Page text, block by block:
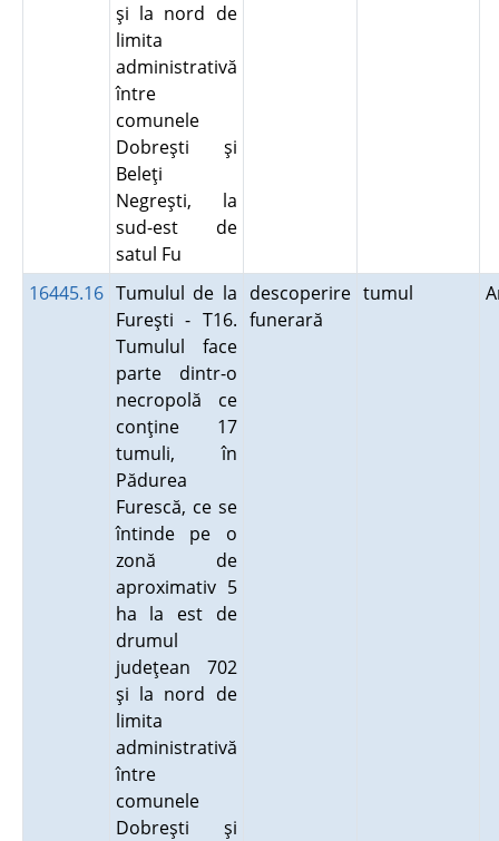
şi la nord de
limita
administrativă
între
comunele
Dobreşti şi
Beleţi
Negreşti, la
sud-est de
satul Fu
16445.16 Tumulul de la
Fureşti - T16.
Tumulul face
parte dintr-o
necropolă ce
conţine 17
tumuli, în
Pădurea
Furescă, ce se
întinde pe o
zonă de
aproximativ 5
ha la est de
drumul
judeţean 702
şi la nord de
limita
administrativă
între
comunele
Dobreşti şi
descoperire
funerară
tumul